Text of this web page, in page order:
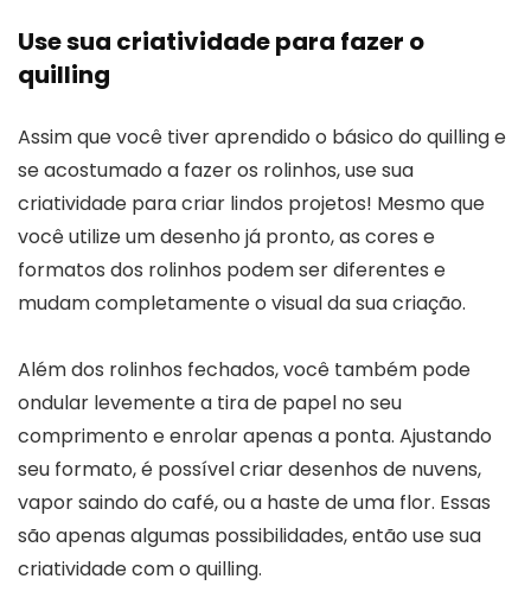
Use sua criatividade para fazer o
quilling
Assim que você tiver aprendido o básico do quilling e
se acostumado a fazer os rolinhos, use sua
criatividade para criar lindos projetos! Mesmo que
você utilize um desenho já pronto, as cores e
formatos dos rolinhos podem ser diferentes e
mudam completamente o visual da sua criação.
Além dos rolinhos fechados, você também pode
ondular levemente a tira de papel no seu
comprimento e enrolar apenas a ponta. Ajustando
seu formato, é possível criar desenhos de nuvens,
vapor saindo do café, ou a haste de uma flor. Essas
são apenas algumas possibilidades, então use sua
criatividade com o quilling.